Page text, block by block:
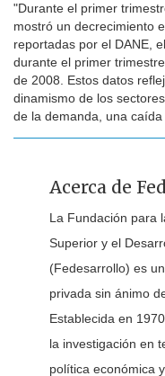
"Durante el primer
mostró un decrecimiento
reportadas por el DANE,
durante el primer
de 2008. Estos datos
dinamismo de los
de la demanda, una caída
Acerca de
La Fundación para
Superior y el
(Fedesarrollo) es
privada sin ánimo
Establecida en
la investigación en
política económica